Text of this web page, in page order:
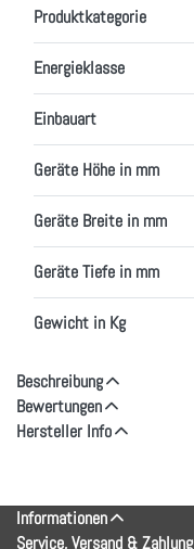
Produktkategorie
Energieklasse
Einbauart
Geräte Höhe in mm
Geräte Breite in mm
Geräte Tiefe in mm
Gewicht in Kg
Beschreibung
Bewertungen
Hersteller Info
Informationen
Service, Versand & Zahlung